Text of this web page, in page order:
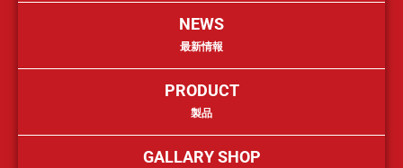
NEWS
最新情報
PRODUCT
製品
GALLARY SHOP